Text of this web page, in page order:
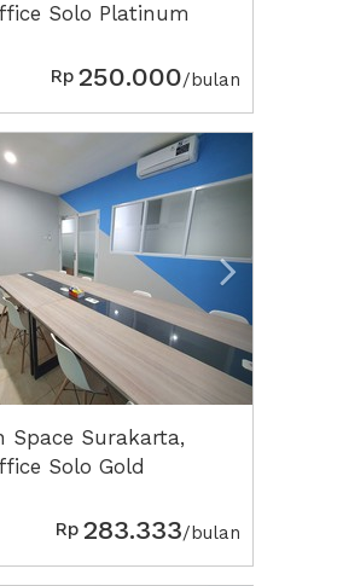
Solo Platinum
Rp 250.000/bulan
Space Surakarta,
Solo Gold
Rp 283.333/bulan